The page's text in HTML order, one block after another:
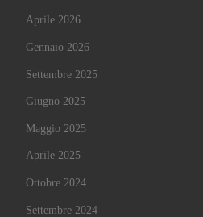
Aprile 2026
Gennaio 2026
Settembre 2025
Giugno 2025
Maggio 2025
Aprile 2025
Ottobre 2024
Settembre 2024